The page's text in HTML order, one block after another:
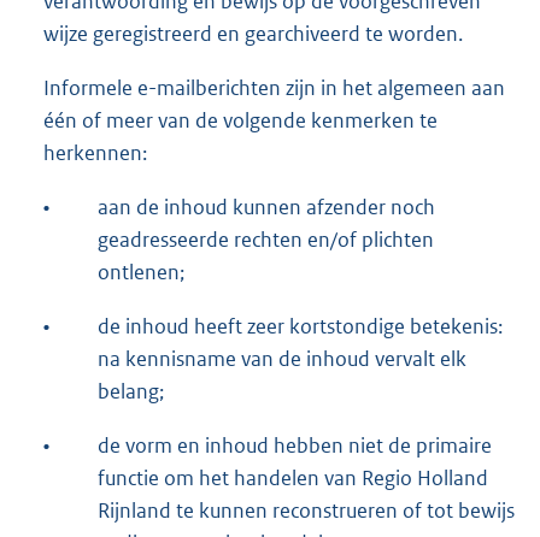
wijze geregistreerd en gearchiveerd te worden.
Informele e-mailberichten zijn in het algemeen aan
één of meer van de volgende kenmerken te
herkennen:
•
aan de inhoud kunnen afzender noch
geadresseerde rechten en/of plichten
ontlenen;
•
de inhoud heeft zeer kortstondige betekenis:
na kennisname van de inhoud vervalt elk
belang;
•
de vorm en inhoud hebben niet de primaire
functie om het handelen van Regio Holland
Rijnland te kunnen reconstrueren of tot bewijs